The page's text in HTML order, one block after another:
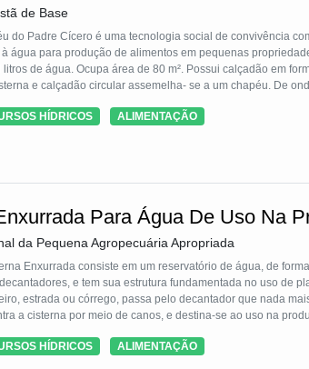
de Base
do Padre Cícero é uma tecnologia social de convivência
água para produção de alimentos em pequenas
de água. Ocupa área de 80 m². Possui calçadão em
e calçadão circular assemelha- se a um chapéu. De
de fendas nas bordas.
HÍDRICOS ALIMENTAÇÃO
Para Água De Uso Na
da Pequena Agropecuária Apropriada
Enxurrada consiste em um reservatório de água, de
e tem sua estrutura fundamentada no uso de
estrada ou córrego, passa pelo decantador que nada
a cisterna por meio de canos, e destina-se ao uso na
no Semiárido brasileiro.
HÍDRICOS ALIMENTAÇÃO